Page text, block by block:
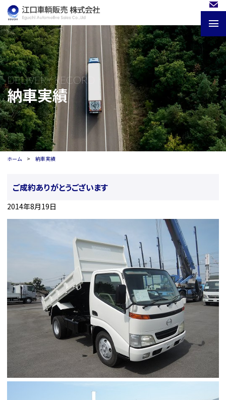
DELIVERY RECORD
納車実績
ホーム 納車実績
ご成約ありがとうございます
2014年8月19日